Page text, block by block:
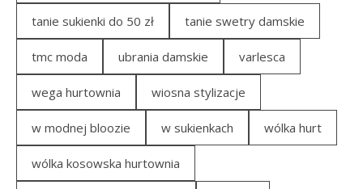
tanie sukienki do 50 zł tanie swetry damskie
tmc moda ubrania damskie varlesca
wega hurtownia wiosna stylizacje
w modnej bloozie w sukienkach wólka hurt
wólka kosowska hurtownia